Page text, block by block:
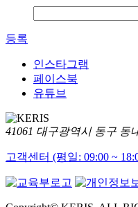
등록
인스타그램
페이스북
유튜브
41061 대구광역시 동구 동
고객센터 (평일: 09:00 ~